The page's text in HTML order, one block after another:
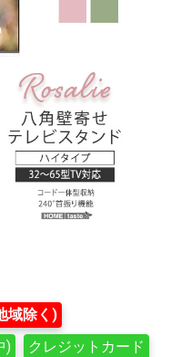
域除く)
)
クレジットカード